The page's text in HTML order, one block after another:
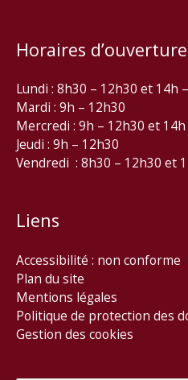
Horaires
Lundi : 8h30 – 12h30 et 14h
Mardi : 9h – 12h30
Mercredi : 9h – 12h30 et
Jeudi : 9h – 12h30
Vendredi : 8h30 – 12h30 et
Liens
Accessibilité : non conforme
Plan du site
Mentions légales
Politique de protection des
Gestion des cookies